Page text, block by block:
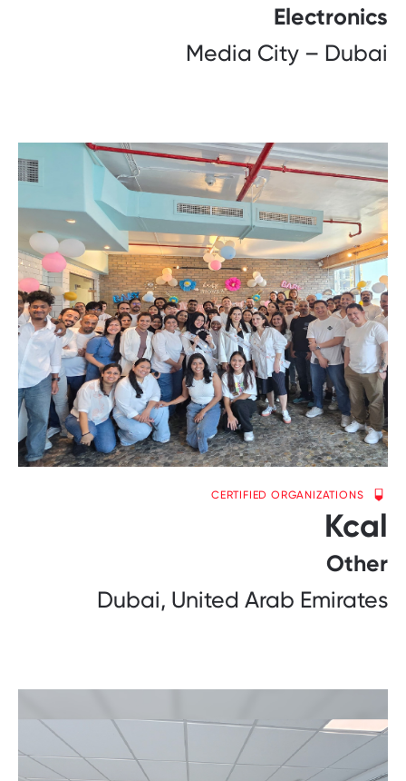
Electronics
Media City – Dubai
CERTIFIED ORGANIZATIONS
Kcal
Other
Dubai, United Arab Emirates